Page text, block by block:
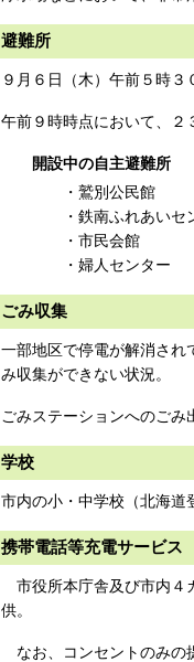
避難所
９月６日（木）午前５時３
午前９時時点において、２
開設中の自主避難所
・鷲別公民館
・鉄南ふれあいセ
・市民会館
・婦人センタ
ごみ収集
一部地区で停電が解消され
み収集ができない状況。
ごみステーションへのごみ
学校
市内の小・中学校（北海道
携帯電話等充電サービス​
市役所本庁舎及び市内４
供。
なお、コンセントのみの